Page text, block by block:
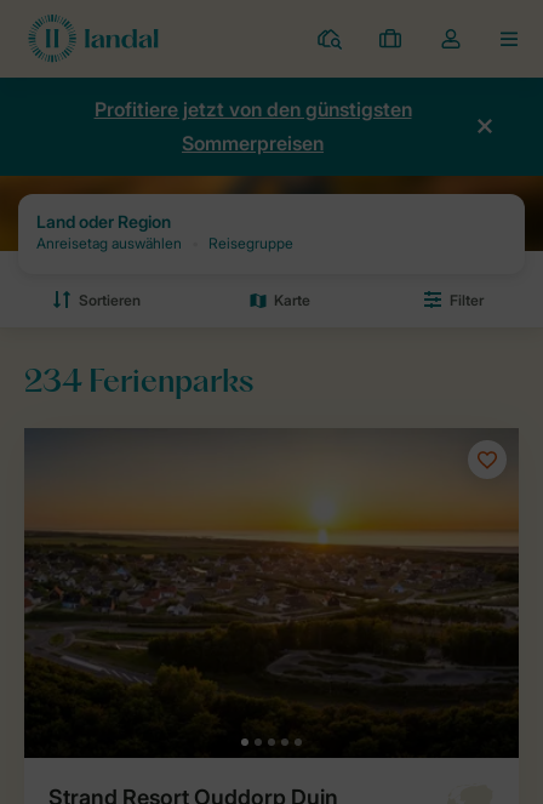
Ferienparks
Meine
Buchungen
Dropdown-
Menü
Kontos
Profitiere jetzt von den günstigsten
Sommerpreisen